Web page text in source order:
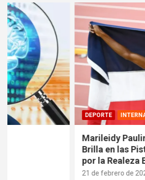
DEPORTE INTERNACIONALES
Marileidy Paulino: Orgullo
Brilla en las Pistas del Mundo y
por la Realeza Española
21 de febrero de 2026 Pedro Santana